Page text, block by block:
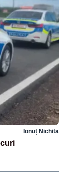
Ionuț Nichita